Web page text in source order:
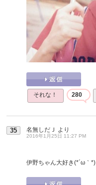
それな！ 280
35 名無しだＪ より
2016年1月25日 11:27 PM
伊野ちゃん大好き(*´ω｀*)